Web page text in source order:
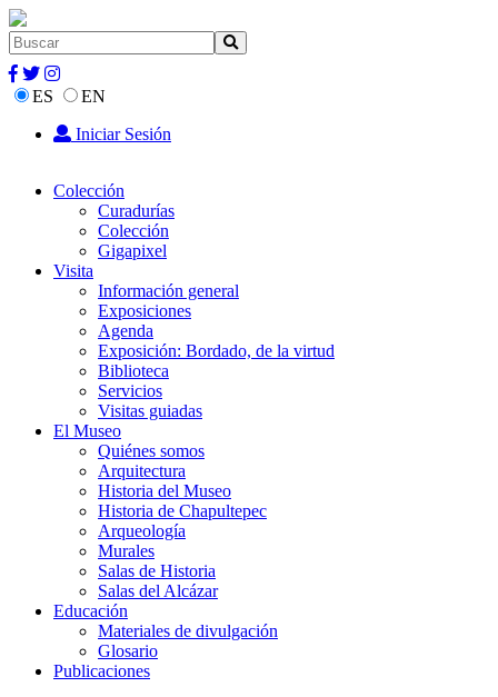
ES
EN
Iniciar Sesión
Colección
Curadurías
Colección
Gigapixel
Visita
Información general
Exposiciones
Agenda
Exposición: Bordado, de la virtud
Biblioteca
Servicios
Visitas guiadas
El Museo
Quiénes somos
Arquitectura
Historia del Museo
Historia de Chapultepec
Arqueología
Murales
Salas de Historia
Salas del Alcázar
Educación
Materiales de divulgación
Glosario
Publicaciones